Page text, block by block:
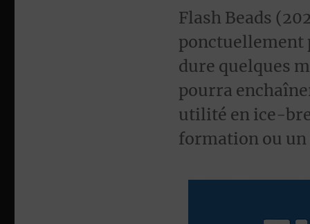
Flash Beads
ponctuellement
dure quelques
pourra
utilité en ice-
formation ou un